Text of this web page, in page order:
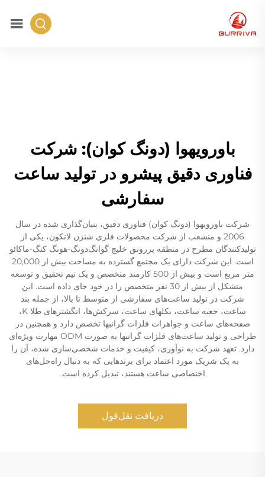
باورویهوا (دونگ کوان): شرکت
فناوری دقیق پیشرو در تولید ساعت
سفارشی
شرکت باورویهوا (دونگ کوان) فناوری دقیق، بنیان‌گذاری شده در سال
2006 و منشعب از شرکت محصولات فلزی شنژن لانکون، یکی از
تولیدکنندگان مطرح در منطقه پررونق خلیج گوانگ‌دونگ-هونگ کنگ-ماکائو
است. این شرکت دارای یک مجتمع گسترده به مساحت بیش از 20,000
متر مربع است و بیش از 500 کارمند متخصص و یک تیم تحقیق و توسعه
متشکل از بیش از 30 نفر متخصص را در خود جای داده است. این
شرکت در تولید ساعت‌های سفارشی از متوسط تا بالا، از جمله بند
ساعت، جعبه ساعت، بکلهای ساعت، سرکش‌ها، انگشترهای طلا K،
صفحه‌های ساعت و جواهرات فلزات گرانبها تخصص دارد و همچنین در
طراحی و تولید ساعت‌های فلزات گرانبها به صورت ODM مهارت ویژه‌ای
دارد. تعهد شرکت به نوآوری، کیفیت و خدمات شخصی‌سازی شده، آن را
به یک شریک مورد اعتماد برای برندهایی که به دنبال راه‌حل‌های
اختصاصی ساعت هستند، تبدیل کرده است.
دریافت نقل‌قول